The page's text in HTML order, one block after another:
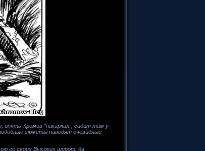
опять Хромов "накаркал", сидит там у
сюжеты наводят очевидные
со своих Высоких широт, да